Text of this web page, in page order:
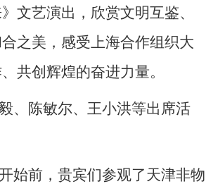
文艺演出，欣赏文明互鉴、
之美，感受上海合作组织大
共创辉煌的奋进力量。
、陈敏尔、王小洪等出席活
始前，贵宾们参观了天津非物